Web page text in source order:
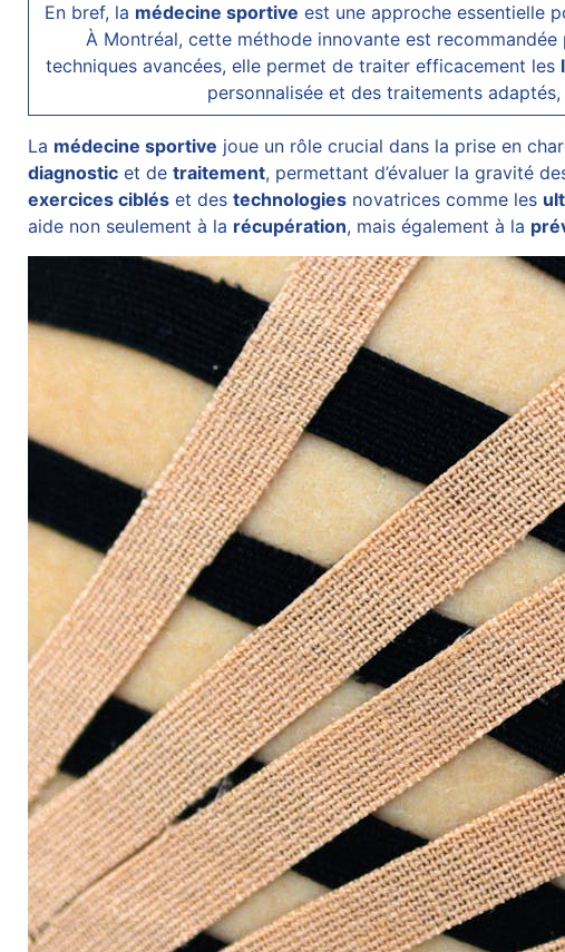
En bref, la médecine sportive est une approche essentielle
À Montréal, cette méthode innovante est
techniques avancées, elle permet de traiter efficacement les
personnalisée et des traitements adaptés,
La médecine sportive joue un rôle crucial dans la prise en
diagnostic et detraitement, permettant d’évaluer la gravité
exercices ciblés et destechnologies novatrices comme les
aide non seulement à la récupération, mais également à la